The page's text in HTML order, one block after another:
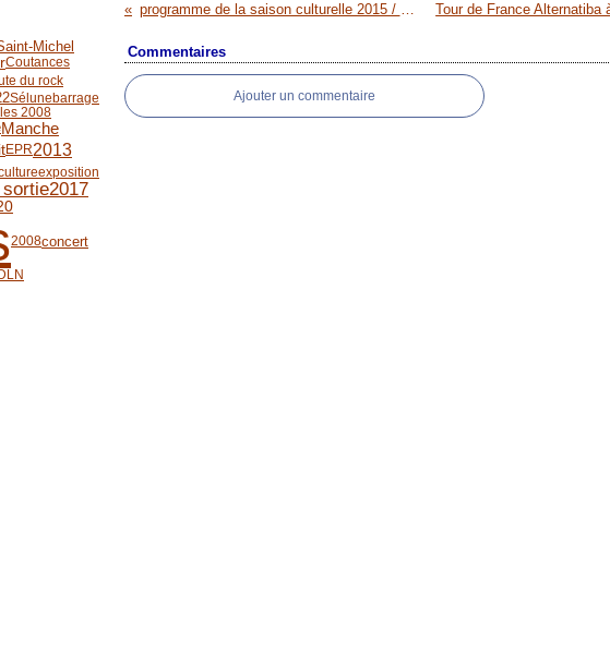
Michel
Coutances
du rock
Sélunebarrage
2008
Manche
EPR2013
exposition
sortie2017
2008concert
programme de la saison culturelle 2015 / 2016 du Théâtre Municipal de Coutances
Commentaires
Ajouter un commentaire